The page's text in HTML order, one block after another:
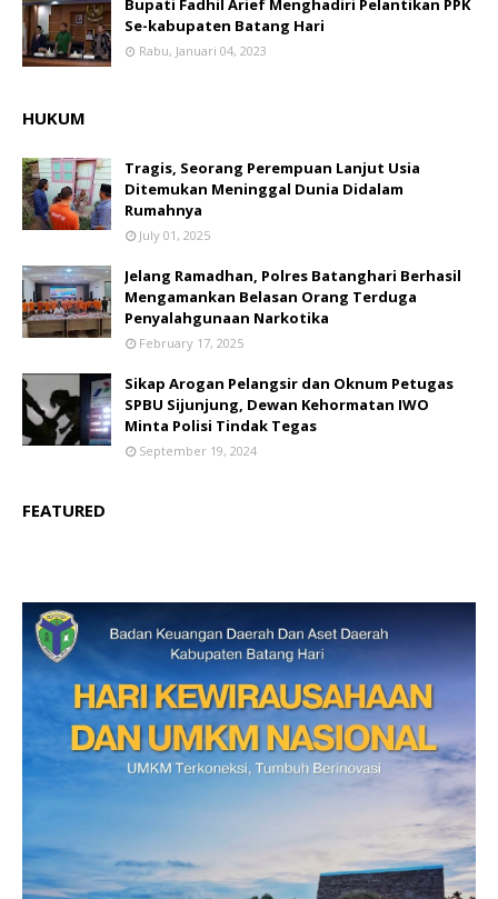
Bupati Fadhil Arief Menghadiri Pelantikan PPK
Se-kabupaten Batang Hari
Rabu, Januari 04, 2023
HUKUM
Tragis, Seorang Perempuan Lanjut Usia
Ditemukan Meninggal Dunia Didalam
Rumahnya
July 01, 2025
Jelang Ramadhan, Polres Batanghari Berhasil
Mengamankan Belasan Orang Terduga
Penyalahgunaan Narkotika
February 17, 2025
Sikap Arogan Pelangsir dan Oknum Petugas
SPBU Sijunjung, Dewan Kehormatan IWO
Minta Polisi Tindak Tegas
September 19, 2024
FEATURED